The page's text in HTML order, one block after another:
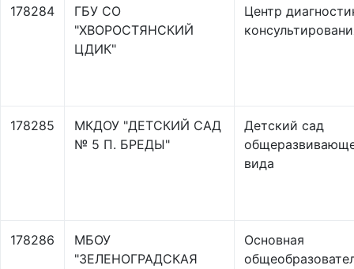
178284
ГБУ СО
"ХВОРОСТЯНСКИЙ
ЦДИК"
Центр
178285
МКДОУ "ДЕТСКИЙ САД
№ 5 П. БРЕДЫ"
Детский сад
вида
178286
МБОУ
"ЗЕЛЕНОГРАДСКАЯ
Основная